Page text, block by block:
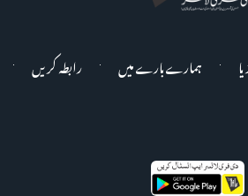
ہمارے بارے میں
رابطہ کریں